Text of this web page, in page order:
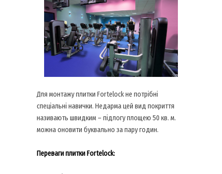
Для монтажу плитки Fortelock не потрібні
спеціальні навички. Недарма цей вид покриття
називають швидким – підлогу площею 50 кв. м.
можна оновити буквально за пару годин.
Переваги плитки Fortelock: